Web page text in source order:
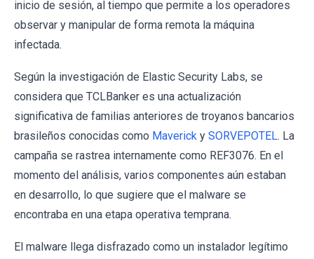
inicio de sesión, al tiempo que permite a los operadores
observar y manipular de forma remota la máquina
infectada.
Según la investigación de Elastic Security Labs, se
considera que TCLBanker es una actualización
significativa de familias anteriores de troyanos bancarios
brasileños conocidas como Maverick y SORVEPOTEL. La
campaña se rastrea internamente como REF3076. En el
momento del análisis, varios componentes aún estaban
en desarrollo, lo que sugiere que el malware se
encontraba en una etapa operativa temprana.
El malware llega disfrazado como un instalador legítimo